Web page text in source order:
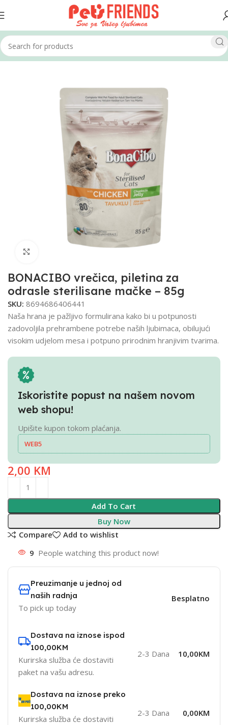
Home Mačke Hrana za mačke Vlažna hrana
BONACIBO vrečica, piletina za
odrasle sterilisane mačke – 85g
SKU: 8694686406441
Naša hrana je pažljivo formulirana kako bi u potpunosti
zadovoljila prehrambene potrebe naših ljubimaca, obilujući
visokim udjelom mesa i potpuno prirodnim hranjivim tvarima.
Iskoristite popust na našem novom
web shopu!
Upišite kupon tokom plaćanja.
WEB5
2,00 KM
Add To Cart
Buy Now
Compare
Add to wishlist
9 People watching this product now!
Preuzimanje u jednoj od
naših radnja
To pick up today
Besplatno
Dostava na iznose ispod
100,00KM
Kurirska služba će dostaviti
paket na vašu adresu.
2-3 Dana 10,00KM
Dostava na iznose preko
100,00KM
Kurirska služba će dostaviti
2-3 Dana 0,00KM